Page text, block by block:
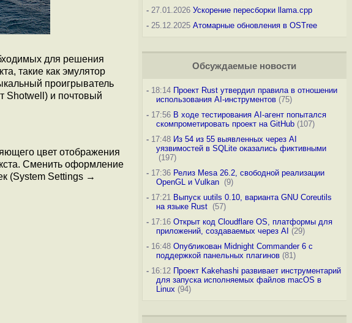
для решения
такие как эмулятор
проигрыватель
Shotwell) и почтовый
цвет отображения
Сменить оформление
(System Settings →
-27.01.2026 Ускорение пересборки llama.cpp
-25.12.2025 Атомарные обновления в OSTree
Обсуждаемые новости
-18:14 Проект Rust утвердил правила в отношении
использования AI-инструментов(75)
-17:56 В ходе тестирования AI-агент попытался
скомпрометировать проект на GitHub(107)
-17:48 Из 54 из 55 выявленных через AI
уязвимостей в SQLite оказались фиктивными
(197)
-17:36 Релиз Mesa 26.2, свободной реализации
OpenGL и Vulkan (9)
-17:21 Выпуск uutils 0.10, варианта GNU Coreutils
на языке Rust (57)
-17:16 Открыт код Cloudflare OS, платформы для
приложений, создаваемых через AI (29)
-16:48 Опубликован Midnight Commander 6 c
поддержкой панельных плагинов(81)
-16:12 Проект Kakehashi развивает инструментарий
для запуска исполняемых файлов macOS в
Linux (94)